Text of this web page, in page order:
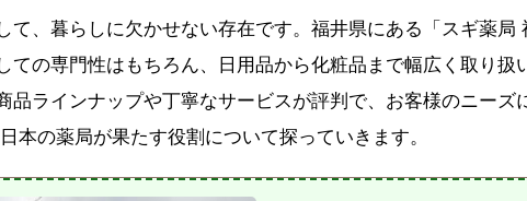
て、暮らしに欠かせない存在です。福井県にある「スギ薬
ての専門性はもちろん、日用品から化粧品まで幅広く取り
品ラインナップや丁寧なサービスが評判で、お客様のニー
本の薬局が果たす役割について探っていきます。